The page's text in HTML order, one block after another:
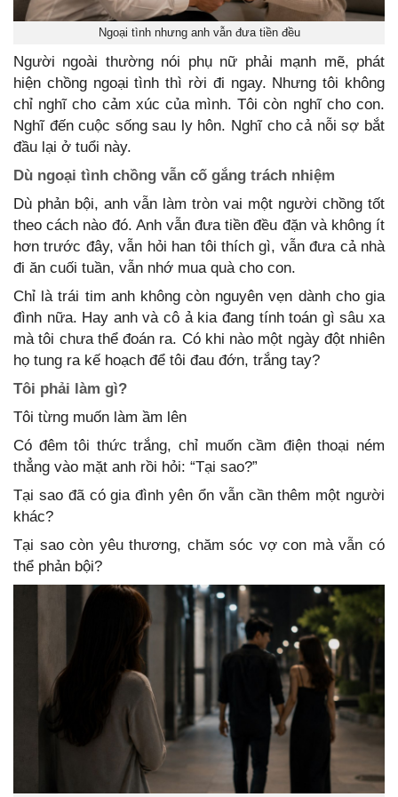
Ngoại tình nhưng anh vẫn đưa tiền đều
Người ngoài thường nói phụ nữ phải mạnh mẽ, phát
hiện chồng ngoại tình thì rời đi ngay. Nhưng tôi không
chỉ nghĩ cho cảm xúc của mình. Tôi còn nghĩ cho con.
Nghĩ đến cuộc sống sau ly hôn. Nghĩ cho cả nỗi sợ bắt
đầu lại ở tuổi này.
Dù ngoại tình chồng vẫn cố gắng trách nhiệm
Dù phản bội, anh vẫn làm tròn vai một người chồng tốt
theo cách nào đó. Anh vẫn đưa tiền đều đặn và không ít
hơn trước đây, vẫn hỏi han tôi thích gì, vẫn đưa cả nhà
đi ăn cuối tuần, vẫn nhớ mua quà cho con.
Chỉ là trái tim anh không còn nguyên vẹn dành cho gia
đình nữa. Hay anh và cô ả kia đang tính toán gì sâu xa
mà tôi chưa thể đoán ra. Có khi nào một ngày đột nhiên
họ tung ra kế hoạch để tôi đau đớn, trắng tay?
Tôi phải làm gì?
Tôi từng muốn làm ầm lên
Có đêm tôi thức trắng, chỉ muốn cầm điện thoại ném
thẳng vào mặt anh rồi hỏi: “Tại sao?”
Tại sao đã có gia đình yên ổn vẫn cần thêm một người
khác?
Tại sao còn yêu thương, chăm sóc vợ con mà vẫn có
thể phản bội?